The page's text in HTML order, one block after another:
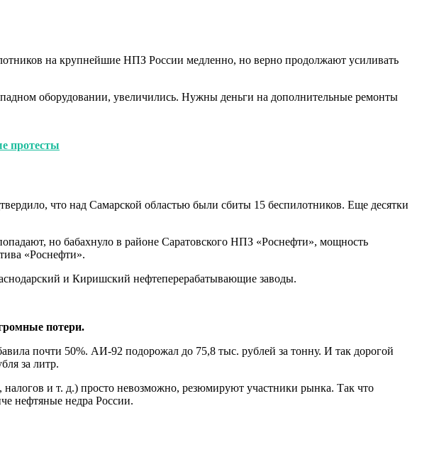
на крупнейшие НПЗ России медленно, но верно продолжают усиливать
оборудовании, увеличились. Нужны деньги на дополнительные ремонты
протесты
что над Самарской областью были сбиты 15 беспилотников. Еще десятки
но бабахнуло в районе Саратовского НПЗ «Роснефти», мощность
«Роснефти».
и Киришский нефтеперерабатывающие заводы.
потери.
почти 50%. АИ-92 подорожал до 75,8 тыс. рублей за тонну. И так дорогой
за литр.
налогов и т. д.) просто невозможно, резюмируют участники рынка. Так что
нефтяные недра России.